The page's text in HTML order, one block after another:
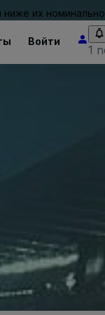
их
Войти
1